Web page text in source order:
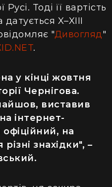
Тоді її вартість
датується X–XIII
"Дивогляд"
.
у кінці жовтня
Чернігова.
виставив
інтернет-
офіційний, на
знахідки", –